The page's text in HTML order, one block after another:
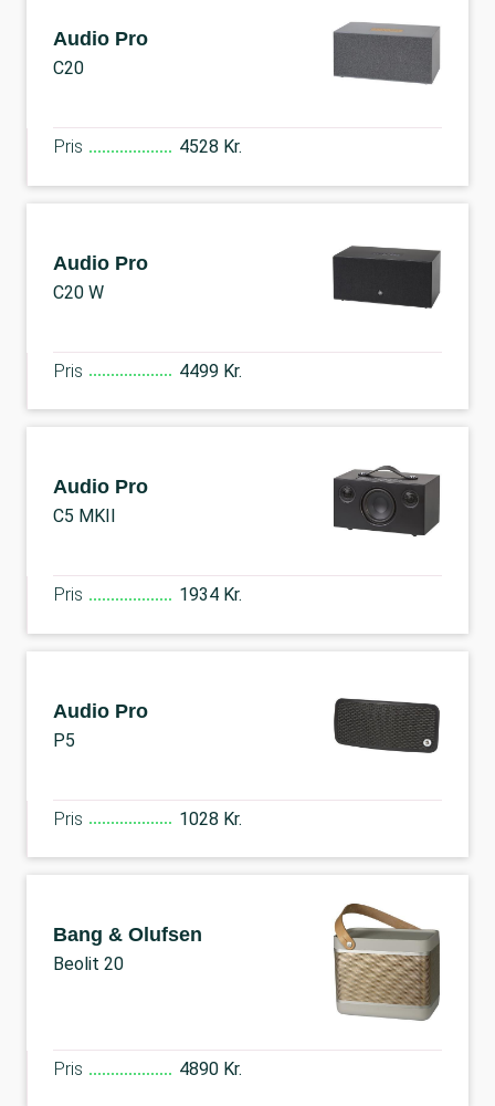
Audio Pro
C20
Pris 4528 Kr.
Audio Pro
C20 W
Pris 4499 Kr.
Audio Pro
C5 MKII
Pris 1934 Kr.
Audio Pro
P5
Pris 1028 Kr.
Bang & Olufsen
Beolit 20
Pris 4890 Kr.